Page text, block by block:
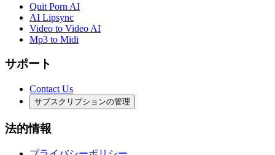
Quit Porn AI
AI Lipsync
Video to Video AI
Mp3 to Midi
サポート
Contact Us
サブスクリプションの管理
法的情報